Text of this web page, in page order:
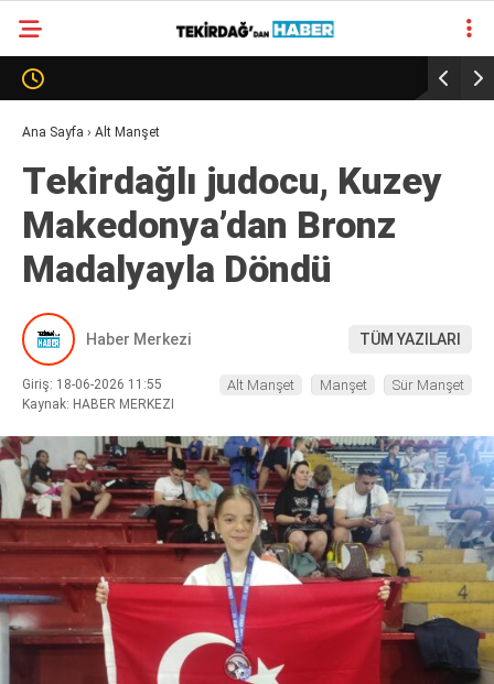
WhatsApp İhbar
31.3
TEKIRDAĞ
SÜR MANŞET
ALT MANŞET
Ana Sayfa › Alt Manşet
Tekirdağlı judocu, Kuzey
Makedonya’dan Bronz
Madalyayla Döndü
Haber Merkezi TÜM YAZILARI
Giriş: 18-06-2026 11:55
Kaynak: HABER MERKEZI
Alt Manşet Manşet Sür Manşet